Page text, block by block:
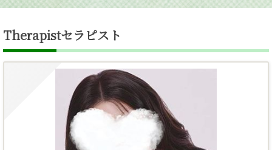
Therapistセラピスト